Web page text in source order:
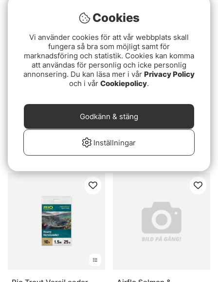
Rio Trout VersiLeader
Medium 10ft
Cookies
Vi använder cookies för att vår webbplats skall
fungera så bra som möjligt samt för
marknadsföring och statistik. Cookies kan komma
att användas för personlig och icke personlig
annonsering. Du kan läsa mer i vår Privacy Policy
och i vår Cookiepolicy.
Inställningar
Godkänn & stäng